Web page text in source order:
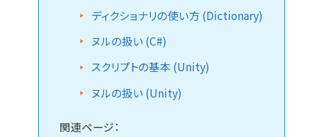
ディクショナリの使い方 (Dictionary)
ヌルの扱い (C#)
スクリプトの基本 (Unity)
ヌルの扱い (Unity)
関連ページ：